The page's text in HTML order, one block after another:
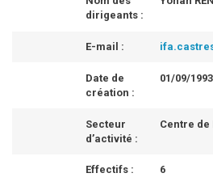
dirigeants :
E-mail :
Date de
création :
01/09/1993
Secteur
d’activité :
Centre de
Effectifs : 6